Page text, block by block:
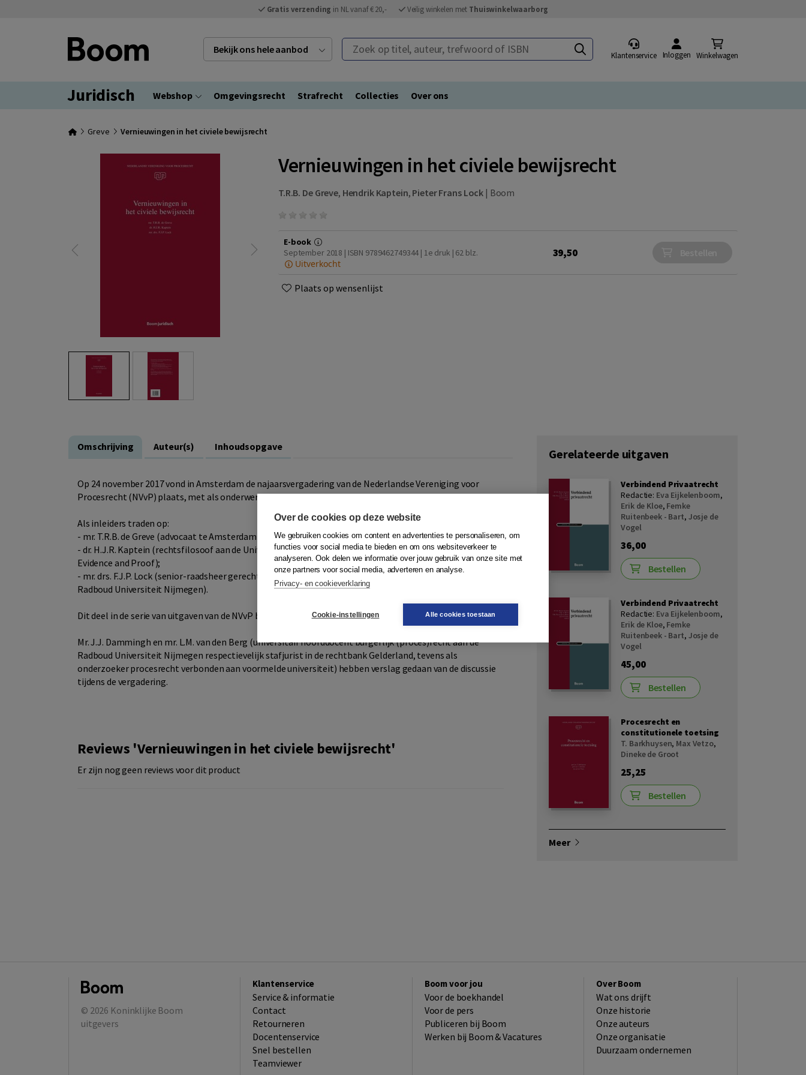
Gratis verzending in NL vanaf € 20,- Veilig winkelen met Thuiswinkelwaarborg
Bekijk ons hele aanbod Zoek op titel, auteur, trefwoord of ISBN
Klantenservice Inloggen Winkelwagen
Juridisch Webshop Omgevingsrecht Strafrecht Collecties Over ons
Greve Vernieuwingen in het civiele bewijsrecht
Vernieuwingen in het civiele bewijsrecht
T.R.B. De Greve, Hendrik Kaptein, Pieter Frans Lock | Boom
E-book
September 2018 | ISBN 9789462749344 | 1e druk | 62 blz.
Uitverkocht
39,50
Plaats op wensenlijst
Omschrijving Auteur(s) Inhoudsopgave
Op 24 november 2017 vond in Amsterdam de najaarsvergadering van de Nederlandse Vereniging voor
Procesrecht (NVvP) plaats, met als onderwerp de vernieuwingen in het civiele bewijsrecht.
Als inleiders traden op:
- mr. T.R.B. de Greve (advocaat te Amsterdam);
- dr. H.J.R. Kaptein (rechtsfilosoof aan de Universiteit Leiden, auteur van onder meer het boek Legal
Evidence and Proof);
- mr. drs. F.J.P. Lock (senior-raadsheer gerechtshof Arnhem-Leeuwarden, tevens onderzoeker aan de
Radboud Universiteit Nijmegen).
Dit deel in de serie van uitgaven van de NVvP bevat de neerslag van deze bijeenkomst.
Mr. J.J. Dammingh en mr. L.M. van den Berg (universitair hoofddocent burgerlijk (proces)recht aan de
Radboud Universiteit Nijmegen respectievelijk stafjurist in de rechtbank Gelderland, tevens als
onderzoeker procesrecht verbonden aan voormelde universiteit) hebben verslag gedaan van de discussie
tijdens de vergadering.
Reviews 'Vernieuwingen in het civiele bewijsrecht'
Er zijn nog geen reviews voor dit product
Gerelateerde uitgaven
Verbindend Privaatrecht
Redactie: Eva Eijkelenboom,
Erik de Kloe, Femke
Ruitenbeek - Bart, Josje de
Vogel
36,00
Bestellen
Verbindend Privaatrecht
Redactie: Eva Eijkelenboom,
Erik de Kloe, Femke
Ruitenbeek - Bart, Josje de
Vogel
45,00
Bestellen
Procesrecht en
constitutionele toetsing
T. Barkhuysen, Max Vetzo,
Dineke de Groot
25,25
Bestellen
Meer
© 2026 Koninklijke Boom
uitgevers
Klantenservice
Service & informatie
Contact
Retourneren
Docentenservice
Snel bestellen
Teamviewer
Boom voor jou
Voor de boekhandel
Voor de pers
Publiceren bij Boom
Werken bij Boom & Vacatures
Over Boom
Wat ons drijft
Onze historie
Onze auteurs
Onze organisatie
Duurzaam ondernemen
Over de cookies op deze website
We gebruiken cookies om content en advertenties te personaliseren, om
functies voor social media te bieden en om ons websiteverkeer te
analyseren. Ook delen we informatie over jouw gebruik van onze site met
onze partners voor social media, adverteren en analyse.
Privacy- en cookieverklaring
Cookie-instellingen Alle cookies toestaan